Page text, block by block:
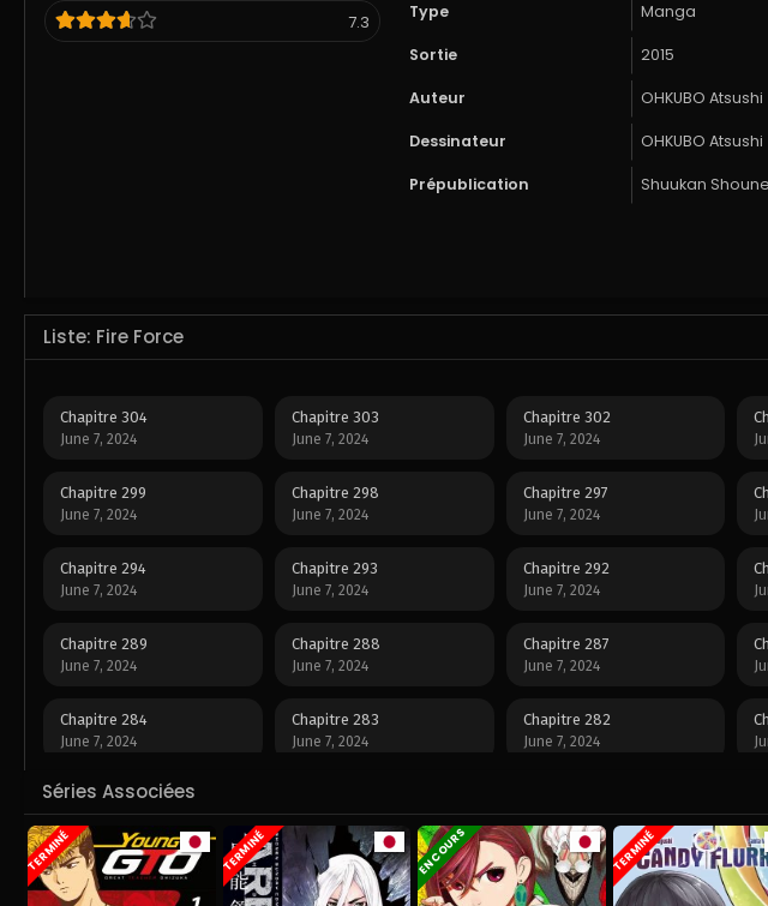
7.3 Type Manga
Sortie 2015
Auteur OHKUBO Atsushi
Dessinateur OHKUBO Atsushi
Prépublication Shuukan
Liste: Fire Force
Chapitre 304
June 7, 2024
Chapitre 303
June 7, 2024
Chapitre 302
June 7, 2024
Chapitre 299
June 7, 2024
Chapitre 298
June 7, 2024
Chapitre 297
June 7, 2024
Chapitre 294
June 7, 2024
Chapitre 293
June 7, 2024
Chapitre 292
June 7, 2024
Chapitre 289
June 7, 2024
Chapitre 288
June 7, 2024
Chapitre 287
June 7, 2024
Chapitre 284
June 7, 2024
Chapitre 283
June 7, 2024
Chapitre 282
June 7, 2024
Chapitre 279
June 7, 2024 June 7, 2024 June 7, 2024
Chapitre 274
June 7, 2024
Chapitre 273
June 7, 2024
Chapitre 272
June 7, 2024
Séries Associées
TERMINÉ TERMINÉ EN COURS TERMINÉ